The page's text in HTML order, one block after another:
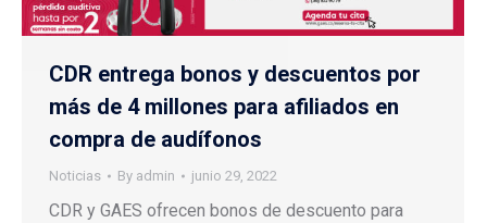
CDR entrega bonos y descuentos por
más de 4 millones para afiliados en
compra de audífonos
Noticias By admin junio 29, 2022
CDR y GAES ofrecen bonos de descuento para